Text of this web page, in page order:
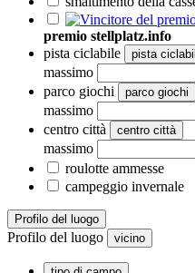
premio stellplatz.info
pista ciclabile
pista
massimo
parco giochi
parco giochi
massimo
centro città
centro città
massimo
roulotte ammesse
campeggio invernale
Profilo del luogo
Profilo del luogo vicino